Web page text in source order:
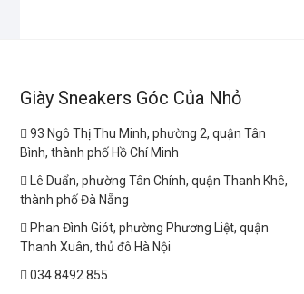
Giày Sneakers Góc Của Nhỏ
93 Ngô Thị Thu Minh, phường 2, quận Tân
Bình, thành phố Hồ Chí Minh
Lê Duẩn, phường Tân Chính, quận Thanh Khê,
thành phố Đà Nẵng
Phan Đình Giót, phường Phương Liệt, quận
Thanh Xuân, thủ đô Hà Nội
034 8492 855